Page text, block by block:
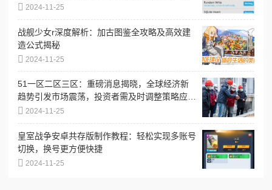
足不同用户的需求和偏好
2024-11-25
战舰少女r深度解析：加古图鉴全攻略及高效建
造公式揭秘
2024-11-25
51一区二区三区：重磅消息揭晓，全球经济新
趋势引发市场震荡，投资者需及时调整策略应
对！2024-11-25
皇室战争安卓共存版制作教程：轻松实现多账号
切换，换号更方便快捷
2024-11-25